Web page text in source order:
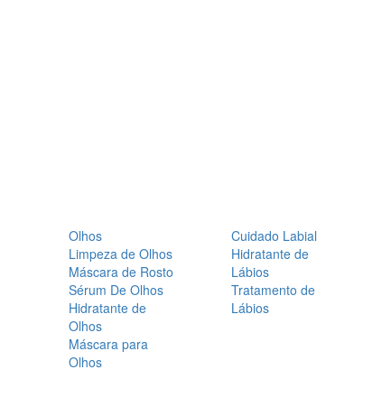
Olhos
Limpeza de Olhos
Máscara de Rosto
Sérum De Olhos
Hidratante de
Olhos
Máscara para
Olhos
Cuidado Labial
Hidratante de
Lábios
Tratamento de
Lábios